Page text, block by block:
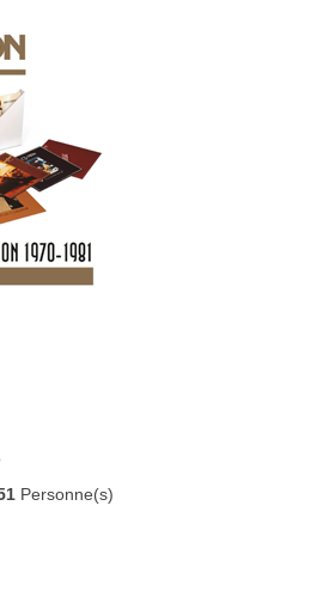
Personne(s)